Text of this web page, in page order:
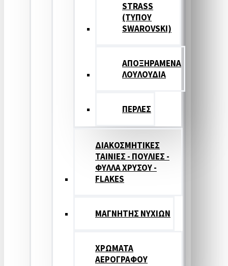
STRASS
(ΤΥΠΟΥ
SWAROVSKI)
ΑΠΟΞΗΡΑΜΕΝΑ
ΛΟΥΛΟΥΔΙΑ
ΠΕΡΛΕΣ
ΔΙΑΚΟΣΜΗΤΙΚΕΣ
ΤΑΙΝΙΕΣ - ΠΟΥΛΙΕΣ -
ΦΥΛΛΑ ΧΡΥΣΟΥ -
FLAKES
ΜΑΓΝΗΤΗΣ ΝΥΧΙΩΝ
ΧΡΩΜΑΤΑ
ΑΕΡΟΓΡΑΦΟΥ